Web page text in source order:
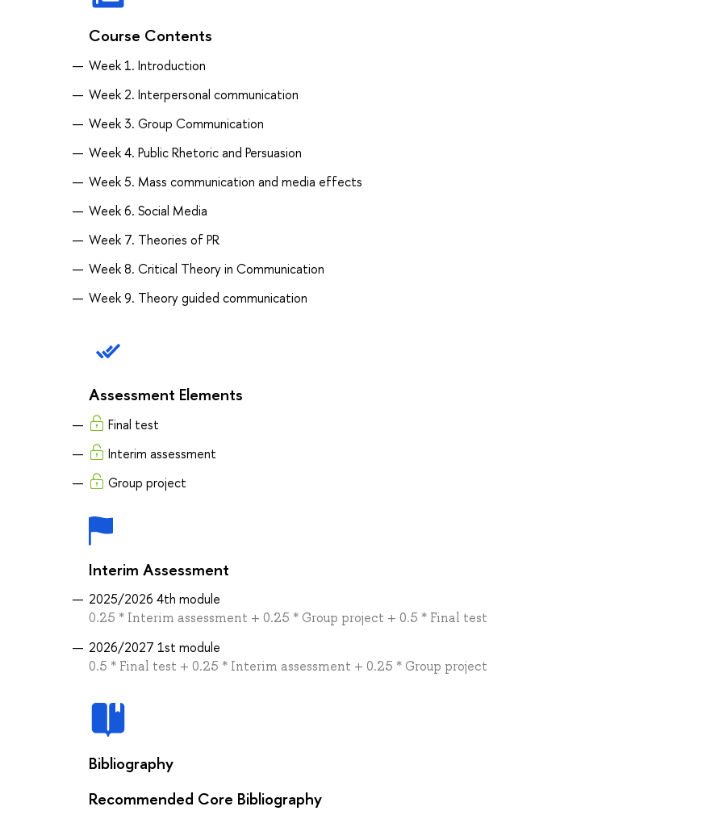
Course Contents
Week 1. Introduction
Week 2. Interpersonal communication
Week 3. Group Communication
Week 4. Public Rhetoric and Persuasion
Week 5. Mass communication and media effects
Week 6. Social Media
Week 7. Theories of PR
Week 8. Critical Theory in Communication
Week 9. Theory guided communication
Assessment Elements
Final test
Interim assessment
Group project
Interim Assessment
2025/2026 4th module
0.25 * Interim assessment + 0.25 * Group project + 0.5 * Final test
2026/2027 1st module
0.5 * Final test + 0.25 * Interim assessment + 0.25 * Group project
Bibliography
Recommended Core Bibliography